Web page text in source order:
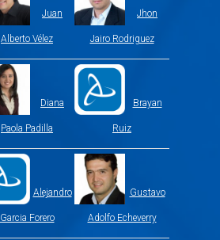
Juan
Alberto Vélez
Jhon
Jairo Rodriguez
Diana
Paola Padilla
Brayan
Ruiz
Alejandro
Garcia Forero
Gustavo
Adolfo Echeverry